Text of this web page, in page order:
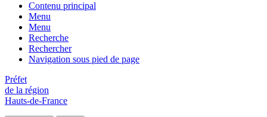
Contenu principal
Menu
Menu
Recherche
Rechercher
Navigation sous pied de page
Préfet
de la région
Hauts-de-France